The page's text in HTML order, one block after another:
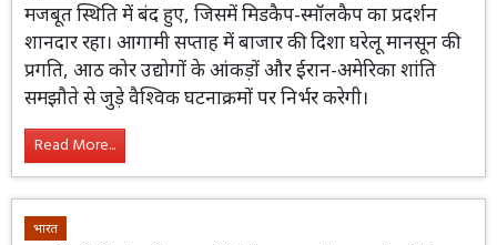
पिछले सप्ताह सेंसेक्स 1,274 और निफ्टी 390 अंक चढ़कर
मजबूत स्थिति में बंद हुए, जिसमें मिडकैप-स्मॉलकैप का प्रदर्शन
शानदार रहा। आगामी सप्ताह में बाजार की दिशा घरेलू मानसून की
प्रगति, आठ कोर उद्योगों के आंकड़ों और ईरान-अमेरिका शांति
समझौते से जुड़े वैश्विक घटनाक्रमों पर निर्भर करेगी।
Read More...